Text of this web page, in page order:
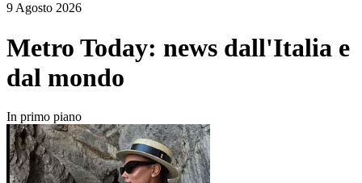
9 Agosto 2026
Metro Today: news dall'Italia e
dal mondo
In primo piano